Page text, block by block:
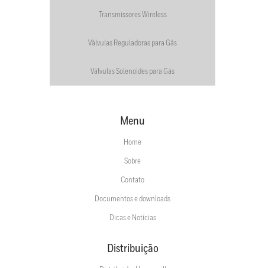
Transmissores Wireless
Válvulas Reguladoras para Gás
Válvulas Solenoides para Gás
Menu
Home
Sobre
Contato
Documentos e downloads
Dicas e Notícias
Distribuição